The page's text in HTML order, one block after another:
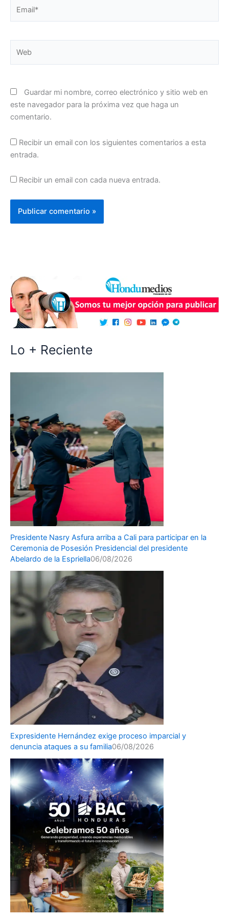
Guardar mi nombre, correo electrónico y sitio web en
este navegador para la próxima vez que haga un
comentario.
Recibir un email con los siguientes comentarios a esta
entrada.
Recibir un email con cada nueva entrada.
Lo + Reciente
Presidente Nasry Asfura arriba a Cali para participar en la
Ceremonia de Posesión Presidencial del presidente
Abelardo de la Espriella06/08/2026
Expresidente Hernández exige proceso imparcial y
denuncia ataques a su familia06/08/2026